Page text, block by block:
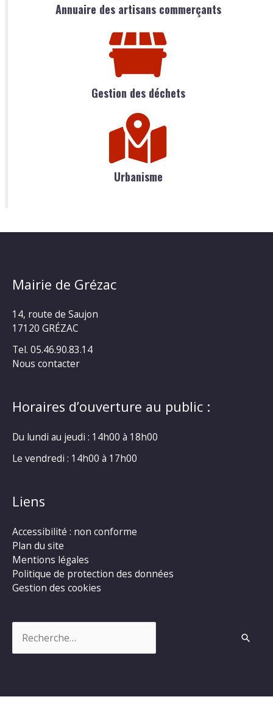
Annuaire des artisans commerçants
Gestion des déchets
Urbanisme
Mairie de Grézac
14, route de Saujon
17120 GRÉZAC
Tel. 05.46.90.83.14
Nous contacter
Horaires d’ouverture au public :
Du lundi au jeudi : 14h00 à 18h00
Le vendredi : 14h00 à 17h00
Liens
Accessibilité : non conforme
Plan du site
Mentions légales
Politique de protection des données
Gestion des cookies